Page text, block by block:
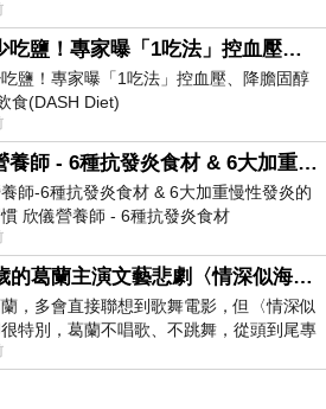
不只少吃鹽！專家曝「1吃法」控血壓、降膽固醇 - 得舒飲食(DASH Diet)
鹽！專家曝「1吃法」控血壓、降膽固醇
食(DASH Diet)
dietitiansophia/posts/
欣儀營養師 - 6種抗發炎食材 & 6大加重慢性發炎的飲食習慣
師-6種抗發炎食材 & 6大加重慢性發炎的
欣儀營養師 - 6種抗發炎食材
photo/?fbid=147
AI27歲的葛蘭主演文藝悲劇〈情深似海〉 #戀上老電影 #葛蘭 #粟子
，多會直接聯想到歌舞電影，但〈情深似
特別，葛蘭不唱歌、不跳舞，從頭到尾專
拍攝期間，經常工作超過12個鐘